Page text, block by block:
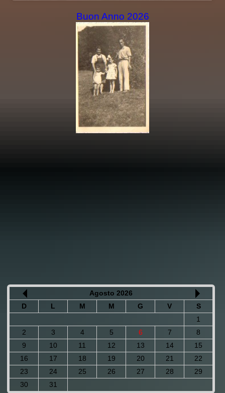
Buon Anno 2026
Agosto 2026
D
L M M G V
S
1
2
3 4 5 6 7
8
9
10 11 12 13 14
15
16
17 18 19 20 21
22
23
24 25 26 27 28
29
30
31